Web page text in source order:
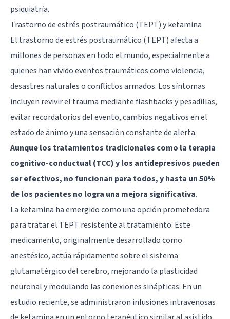
psiquiatría.
Trastorno de estrés postraumático (TEPT) y ketamina
El trastorno de estrés postraumático (TEPT) afecta a
millones de personas en todo el mundo, especialmente a
quienes han vivido eventos traumáticos como violencia,
desastres naturales o conflictos armados. Los síntomas
incluyen revivir el trauma mediante flashbacks y pesadillas,
evitar recordatorios del evento, cambios negativos en el
estado de ánimo y una sensación constante de alerta.
Aunque los tratamientos tradicionales como la terapia
cognitivo-conductual (TCC) y los antidepresivos pueden
ser efectivos, no funcionan para todos, y hasta un 50%
de los pacientes no logra una mejora significativa.
La ketamina ha emergido como una opción prometedora
para tratar el TEPT resistente al tratamiento. Este
medicamento, originalmente desarrollado como
anestésico, actúa rápidamente sobre el sistema
glutamatérgico del cerebro, mejorando la plasticidad
neuronal y modulando las conexiones sinápticas. En un
estudio reciente, se administraron infusiones intravenosas